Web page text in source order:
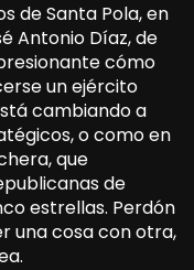
de Santa Pola, en
Antonio Díaz, de
cómo
un ejército
cambiando a
o como en
que
de
estrellas. Perdón
una cosa con otra,